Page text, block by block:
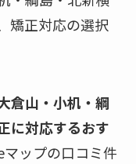
矯正対応の選択
倉山・小机・綱
に対応するおす
ップの口コミ件